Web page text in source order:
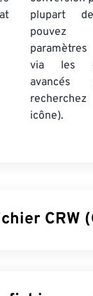
plupart
pouvez
via les «
avancés
icône).
CRW
le format CR2.)